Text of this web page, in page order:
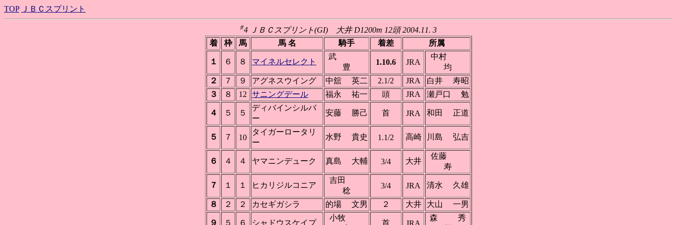
TOP ＪＢＣスプリント
#4 ＪＢＣスプリント(GI) 大井 D1200m 12頭 2004.11. 3
着
枠 馬 馬 名 騎手 着差 所属
１ ６ ８ マイネルセレクト
武
豊
1.10.6 JRA
中村
均
２
７ ９ アグネスウイング 中舘 英二 2.1/2 JRA
白井 寿昭
３
８ 12 サニングデール 福永 祐一 頭 JRA 瀬戸口 勉
４ ５ ５
ディバインシルバ
ー
安藤 勝己 首 JRA 和田 正道
５ ７ 10
タイガーロータリ
ー
水野 貴史 1.1/2 高崎 川島 弘吉
６ ４ ４ ヤマニンデューク 真島 大輔 3/4 大井
佐藤
寿
７ １ １ ヒカリジルコニア
吉田
稔
3/4 JRA 清水 久雄
８ ２ ２ カセギガシラ 的場 文男 ２ 大井 大山 一男
９ ５ ６ シャドウスケイプ
小牧
首
森 秀